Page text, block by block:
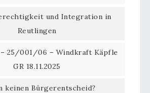
und Integration in
Reutlingen
25/001/06 – Windkraft Käpfle
GR 18.11.2025
keinen Bürgerentscheid?